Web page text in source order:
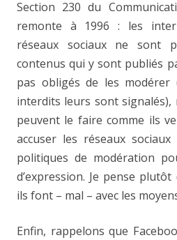
Section 230 du
remonte à 1996 : les
réseaux sociaux ne sont
contenus qui y sont publiés
pas obligés de les modérer
interdits leurs sont signalés),
peuvent le faire comme ils
accuser les réseaux
politiques de modération
d’expression. Je pense
ils font – mal – avec les
Enfin, rappelons que